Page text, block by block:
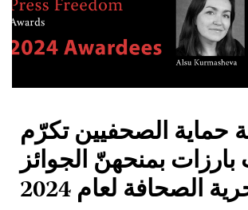
حماية الصحفيين تكرّم
بمنحهنّ الجوائز
الصحافة لعام 2024